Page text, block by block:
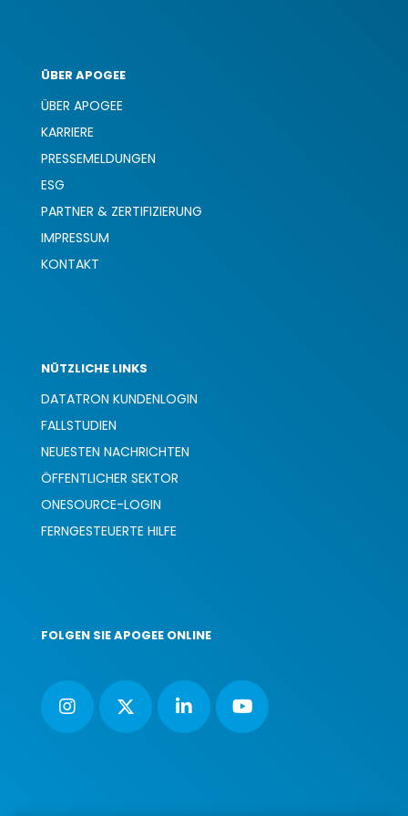
ÜBER APOGEE
ÜBER APOGEE
KARRIERE
PRESSEMELDUNGEN
ESG
PARTNER & ZERTIFIZIERUNG
IMPRESSUM
KONTAKT
NÜTZLICHE LINKS
DATATRON KUNDENLOGIN
FALLSTUDIEN
NEUESTEN NACHRICHTEN
ÖFFENTLICHER SEKTOR
ONESOURCE-LOGIN
FERNGESTEUERTE HILFE
FOLGEN SIE APOGEE ONLINE